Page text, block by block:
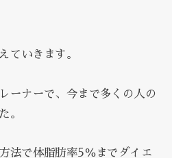
ていきます。
ーナーで、今まで多くの人の
。
法で体脂肪率5％までダイエ